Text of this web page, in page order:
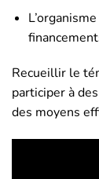
Recueillir le
participer à
des moyens